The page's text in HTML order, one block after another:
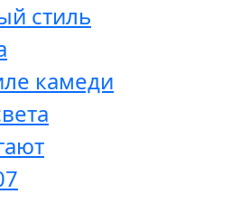
стиль
камеди